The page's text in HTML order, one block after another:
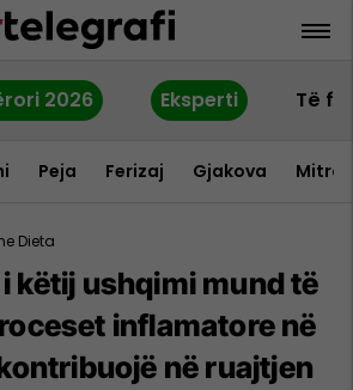
2026 Eksperti Të
Peja Ferizaj Gjakova
Dieta
këtij ushqimi mund të
inflamatore në
në ruajtjen